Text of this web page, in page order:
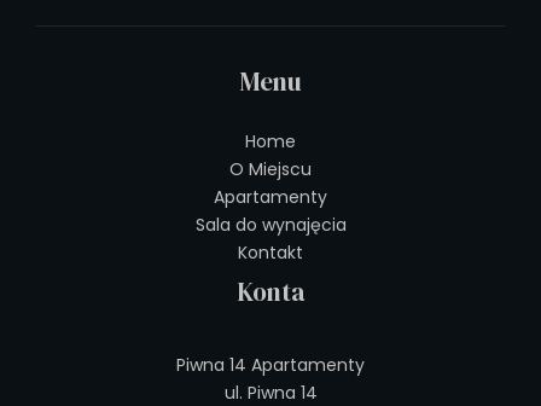
Menu
Home
O Miejscu
Apartamenty
Sala do wynajęcia
Kontakt
Konta
Piwna 14 Apartamenty
ul. Piwna 14